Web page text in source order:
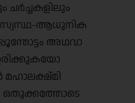
ആധുനിക
അഥവാ
ഒതുക്കത്തോടെ